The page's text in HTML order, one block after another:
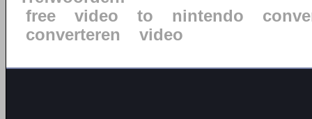
free
video to nintendo
converteren
video